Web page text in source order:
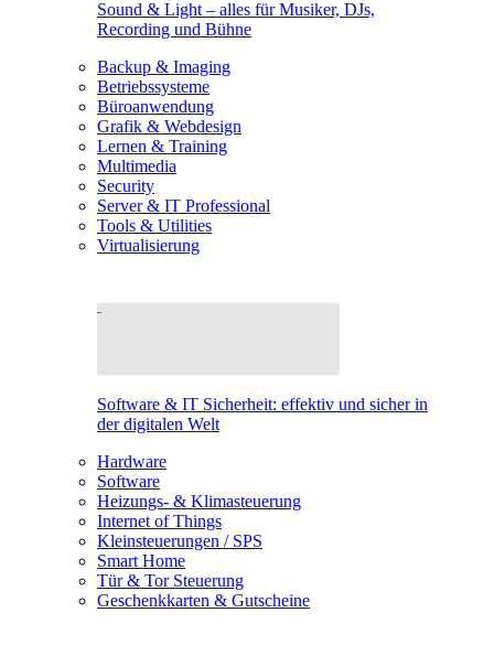
Sound & Light – alles für Musiker, DJs,
Recording und Bühne
Backup & Imaging
Betriebssysteme
Büroanwendung
Grafik & Webdesign
Lernen & Training
Multimedia
Security
Server & IT Professional
Tools & Utilities
Virtualisierung
Software & IT Sicherheit: effektiv und sicher in
der digitalen Welt
Hardware
Software
Heizungs- & Klimasteuerung
Internet of Things
Kleinsteuerungen / SPS
Smart Home
Tür & Tor Steuerung
Geschenkkarten & Gutscheine